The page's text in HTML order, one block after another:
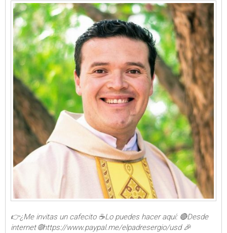
👉¿Me invitas un cafecito ☕Lo puedes hacer aquí: 🔴Desde
internet 🌐https://www.paypal.me/elpadresergio/usd 🎉